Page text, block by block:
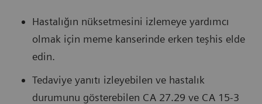
Hastalığın nüksetmesini izlemeye yardımcı
olmak için meme kanserinde erken teşhis elde
edin.
Tedaviye yanıtı izleyebilen ve hastalık
durumunu gösterebilen CA 27.29 ve CA 15-3